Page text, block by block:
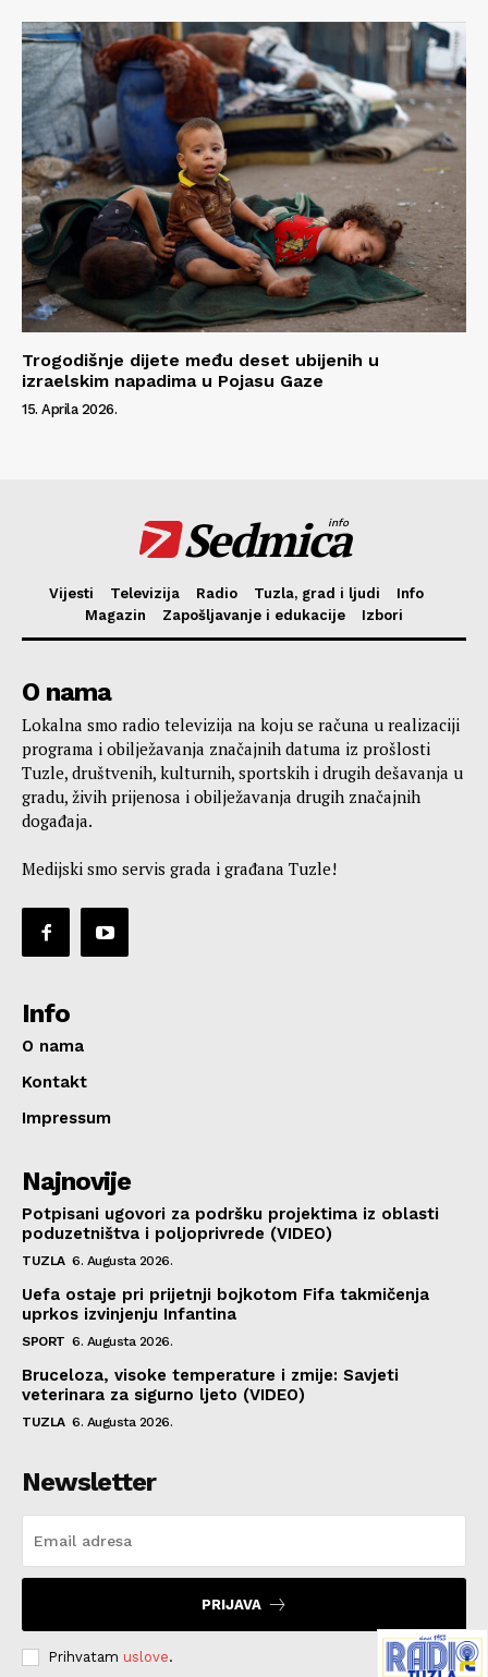
Trogodišnje dijete među deset ubijenih u
izraelskim napadima u Pojasu Gaze
15. Aprila 2026.
Sedmica
info
Vijesti Televizija Radio Tuzla, grad i ljudi
Info
Magazin
Zapošljavanje i edukacije Izbori
O nama
Lokalna smo radio televizija na koju se računa u realizaciji
programa i obilježavanja značajnih datuma iz prošlosti
Tuzle, društvenih, kulturnih, sportskih i drugih dešavanja u
gradu, živih prijenosa i obilježavanja drugih značajnih
događaja.
Medijski smo servis grada i građana Tuzle!
Info
O nama
Kontakt
Impressum
Najnovije
Potpisani ugovori za podršku projektima iz oblasti
poduzetništva i poljoprivrede (VIDEO)
TUZLA 6. Augusta 2026.
Uefa ostaje pri prijetnji bojkotom Fifa takmičenja
uprkos izvinjenju Infantina
SPORT 6. Augusta 2026.
Bruceloza, visoke temperature i zmije: Savjeti
veterinara za sigurno ljeto (VIDEO)
TUZLA 6. Augusta 2026.
Newsletter
PRIJAVA
Prihvatam uslove.